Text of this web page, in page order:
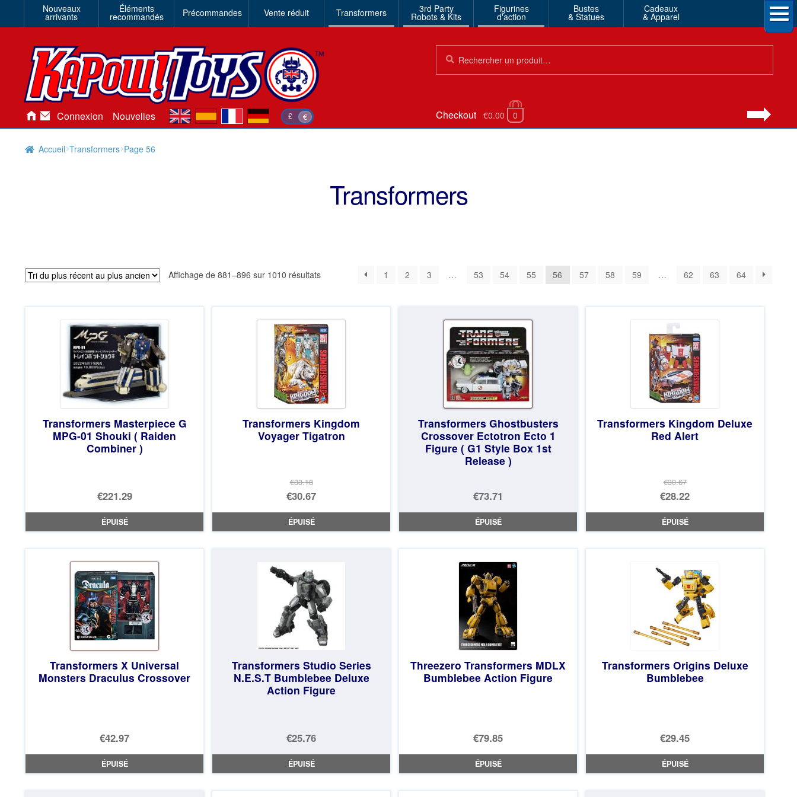
Nouveaux
arrivants
Éléments
recommandés Précommandes Vente réduit Transformers 3rd Party
Robots & Kits
Figurines
d'action
Bustes
& Statues
Cadeaux
& Apparel
Connexion Nouvelles £ €
en es de Checkout €0.00 0
Accueil Transformers Page 56
Transformers
Affichage de 881–896 sur 1010 résultatsTrié
au
plus
ancien
1 2 3 … 53 54 55 56 57 58 59 … 62 63 64
Transformers Masterpiece G
MPG-01 Shouki ( Raiden
Combiner )
€221.29
ÉPUISÉ
Transformers Kingdom
Voyager Tigatron
€33.18
Le
prix
initial
€30.67
Le
prix
€30.67.
ÉPUISÉ
Transformers Ghostbusters
Crossover Ectotron Ecto 1
Figure ( G1 Style Box 1st
Release )
€73.71
ÉPUISÉ
Transformers Kingdom Deluxe
Red Alert
€30.67
Le
prix
initial
€28.22
Le
prix
€28.22.
ÉPUISÉ
Transformers X Universal
Monsters Draculus Crossover
€42.97
ÉPUISÉ
Transformers Studio Series
N.E.S.T Bumblebee Deluxe
Action Figure
€25.76
ÉPUISÉ
Threezero Transformers MDLX
Bumblebee Action Figure
€79.85
ÉPUISÉ
Transformers Origins Deluxe
Bumblebee
€29.45
ÉPUISÉ